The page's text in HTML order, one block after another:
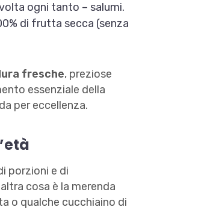
ogni tanto – salumi.
di frutta secca (senza
fresche, preziose
essenziale della
per eccellenza.
porzioni e di
cosa è la merenda
o qualche cucchiaino di